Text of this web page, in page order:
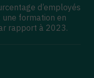
d’employés
formation en
rapport à 2023.